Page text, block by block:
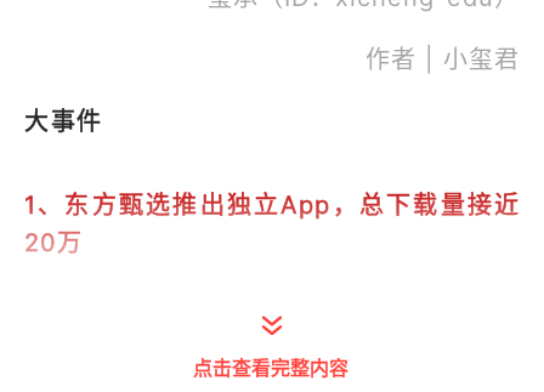
作者 | 小玺君
大事件
1、东方甄选推出独立App，总下载量接近
20万
近日，有用户发现，东方甄选推出了独立的
App，并已经在各大应用平台上线，从介绍
点击查看完整内容